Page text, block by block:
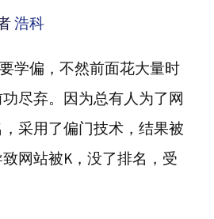
浩科
学偏，不然前面花大量时
尽弃。因为总有人为了网
采用了偏门技术，结果被
网站被K，没了排名，受